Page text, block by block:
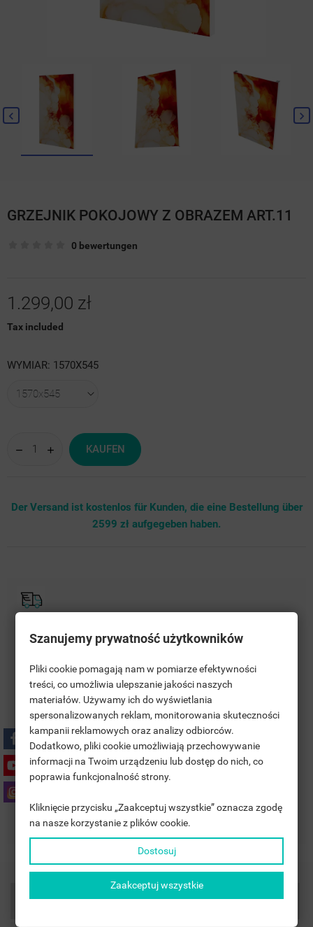
GRZEJNIK POKOJOWY Z OBRAZEM ART.11
0 bewertungen
1.299,00 zł
Tax included
WYMIAR: 1570X545
KAUFEN
Der Versand ist kostenlos für Kunden, die eine Bestellung über
2599 zł aufgegeben haben.
Polityka prywatności
Zasady dostawy
Zasady zwrotu
Artikeldetails
MOJE LISTY ŻYCZEŃ
((TITLE))
((LABEL))
((CANCELTEXT))
ANMELDEN
SIE MÜSSEN ANGEMELDET SEIN, UM ARTIKEL IHRER
WUNSCHLISTE HINZUFÜGEN ZU KÖNNEN.
((CANCELTEXT)) ((LOGINTEXT))
Szanujemy prywatność użytkowników
Pliki cookie pomagają nam w pomiarze efektywności
treści, co umożliwia ulepszanie jakości naszych
materiałów. Używamy ich do wyświetlania
spersonalizowanych reklam, monitorowania skuteczności
kampanii reklamowych oraz analizy odbiorców.
Dodatkowo, pliki cookie umożliwiają przechowywanie
informacji na Twoim urządzeniu lub dostęp do nich, co
poprawia funkcjonalność strony.
Kliknięcie przycisku „Zaakceptuj wszystkie” oznacza zgodę
na nasze korzystanie z plików cookie.
Dostosuj
Zaakceptuj wszystkie